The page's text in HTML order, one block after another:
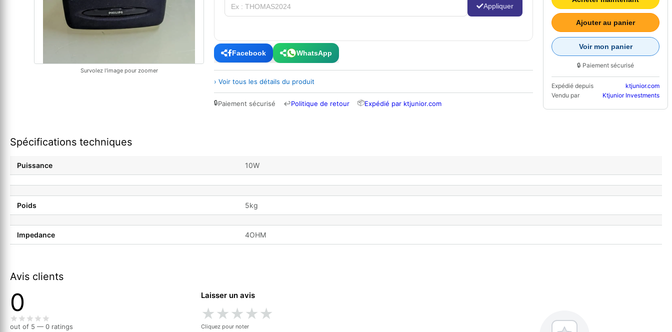
Survolez l'image pour zoomer
Appliquer
Facebook WhatsApp
› Voir tous les détails du produit
🔒Paiement sécurisé ↩Politique de retour 📦Expédié par ktjunior.com
Ajouter au panier
Voir mon panier
🔒 Paiement sécurisé
Expédié depuis
ktjunior.com
Vendu par
Ktjunior Investments
Spécifications techniques
Puissance 10W
Poids 5kg
Impedance 4OHM
Avis clients
0
out of 5 — 0 ratings
Laisser un avis
★★★★★
Cliquez pour noter